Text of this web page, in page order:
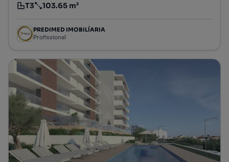
Tipologia
T3
Preço por metro quadrado
103.65 m²
PREDIMED IMOBILÍARIA
Profissional